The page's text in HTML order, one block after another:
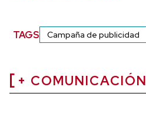
TAGS Campaña de publicidad
+ COMUNICACIÓN